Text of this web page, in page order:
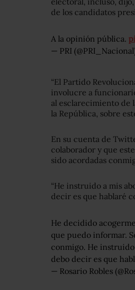
de los candidatos
A la opinión pública.
— PRI
“El Partido
involucre a
al esclarecimiento de
la República, sobre
En su cuenta de
colaborador y que
sido acordadas
“He instruido a mis
decir es que hablaré
He decidido
que puedo informar.
conmigo. He
debo decir es que
— Rosario Robles